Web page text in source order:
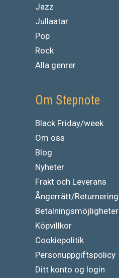
Jazz
Jullaatar
Pop
Rock
Alla genrer
Om Stepnote
Black Friday/week
Om oss
Blog
Nyheter
Frakt och Leverans
Ångerrätt/Returnering
Betalningsmöjligheter
Köpvillkor
Cookiepolitik
Personuppgiftspolicy
Ditt konto og login